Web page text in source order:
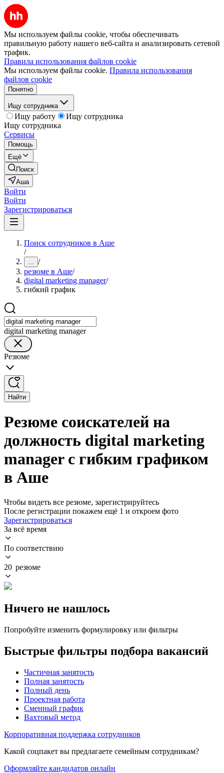
Мы используем файлы cookie, чтобы обеспечивать
правильную работу нашего веб-сайта и анализировать сетевой
трафик.
Правила использования файлов cookie
Мы используем файлы cookie. Правила использования
файлов cookie
Понятно
Ищу сотрудника
Ищу работу
Ищу сотрудника
Ищу сотрудника
Сервисы
Помощь
Ещё
Поиск
Аша
Войти
Войти
Зарегистрироваться
Поиск сотрудников в Аше
/
... /
резюме в Аше/
digital marketing manager/
гибкий график
digital marketing manager
Резюме
Найти
Резюме соискателей на
должность digital marketing
manager с гибким графиком
в Аше
Чтобы видеть все резюме, зарегистрируйтесь
После регистрации покажем ещё 1 и откроем фото
Зарегистрироваться
За всё время
По соответствию
20 резюме
Ничего не нашлось
Попробуйте изменить формулировку или фильтры
Быстрые фильтры подбора вакансий
Частичная занятость
Полная занятость
Полный день
Проектная работа
Сменный график
Вахтовый метод
Корпоративная поддержка сотрудников
Какой соцпакет вы предлагаете семейным сотрудникам?
Оформляйте кандидатов онлайн